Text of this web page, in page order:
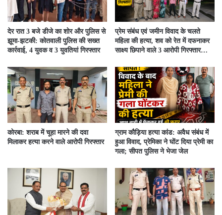
देर रात 3 बजे डीजे का शोर और पुलिस से
झूमा-झटकी: कोतवाली पुलिस की सख्त
कार्रवाई, 4 युवक व 3 युवतियां गिरफ्तार
प्रेम संबंध एवं जमीन विवाद के चलते
महिला की हत्या, शव को रेत में दफनाकर
साक्ष्य छिपाने वाले 3 आरोपी गिरफ्तार…
कोरबा: शराब में चूहा मारने की दवा
मिलाकर हत्या करने वाले आरोपी गिरफ्तार
ग्राम कौड़िया हत्या कांड: अवैध संबंध में
हुआ विवाद, प्रेमिका ने घोंट दिया प्रेमी का
गला; सीपत पुलिस ने भेजा जेल